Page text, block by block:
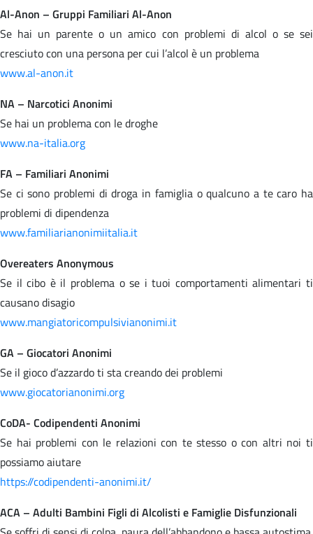
Al-Anon – Gruppi Familiari Al-Anon
Se hai un parente o un amico con problemi di alcol o se sei
cresciuto con una persona per cui l’alcol è un problema
www.al-anon.it
NA – Narcotici Anonimi
Se hai un problema con le droghe
www.na-italia.org
FA – Familiari Anonimi
Se ci sono problemi di droga in famiglia o qualcuno a te caro ha
problemi di dipendenza
www.familiarianonimiitalia.it
Overeaters Anonymous
Se il cibo è il problema o se i tuoi comportamenti alimentari ti
causano disagio
www.mangiatoricompulsivianonimi.it
GA – Giocatori Anonimi
Se il gioco d’azzardo ti sta creando dei problemi
www.giocatorianonimi.org
CoDA- Codipendenti Anonimi
Se hai problemi con le relazioni con te stesso o con altri noi ti
possiamo aiutare
https://codipendenti-anonimi.it/
ACA – Adulti Bambini Figli di Alcolisti e Famiglie Disfunzionali